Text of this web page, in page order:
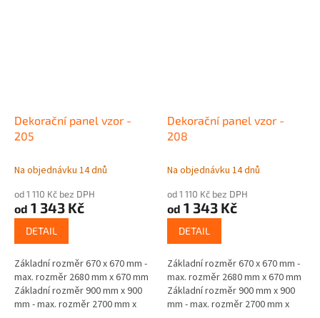
Dekorační panel vzor -
205
Na objednávku 14 dnů
od 1 110 Kč bez DPH
od 1 343 Kč
DETAIL
Základní rozměr 670 x 670 mm -
max. rozměr 2680 mm x 670 mm
Základní rozměr 900 mm x 900
mm - max. rozměr 2700 mm x
Dekorační panel vzor -
208
Na objednávku 14 dnů
od 1 110 Kč bez DPH
od 1 343 Kč
DETAIL
Základní rozměr 670 x 670 mm -
max. rozměr 2680 mm x 670 mm
Základní rozměr 900 mm x 900
mm - max. rozměr 2700 mm x